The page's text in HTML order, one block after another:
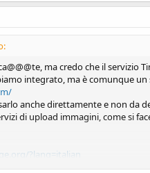
ma credo che il servizio
integrato, ma è comunque
anche direttamente e non da
di upload immagini, come si
?lang=italian